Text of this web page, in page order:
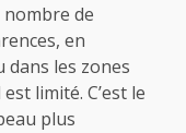
de
en
dans les zones
limité. C’est le
plus